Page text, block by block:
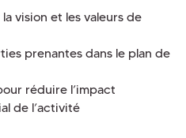
vision et les valeurs de
prenantes dans le plan de
réduire l’impact
de l’activité